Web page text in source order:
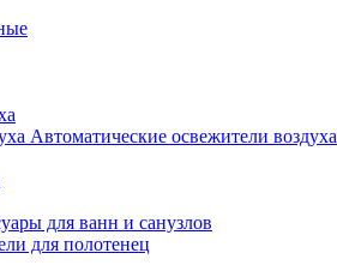
Автоматические освежители воздуха
для ванн и санузлов
для полотенец